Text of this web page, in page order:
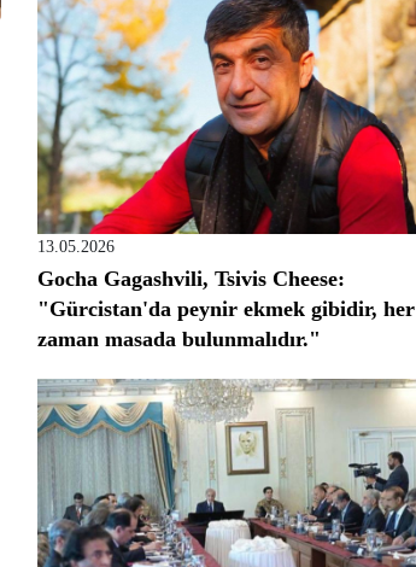
13.05.2026
Gocha Gagashvili, Tsivis Cheese:
"Gürcistan'da peynir ekmek gibidir, her
zaman masada bulunmalıdır."